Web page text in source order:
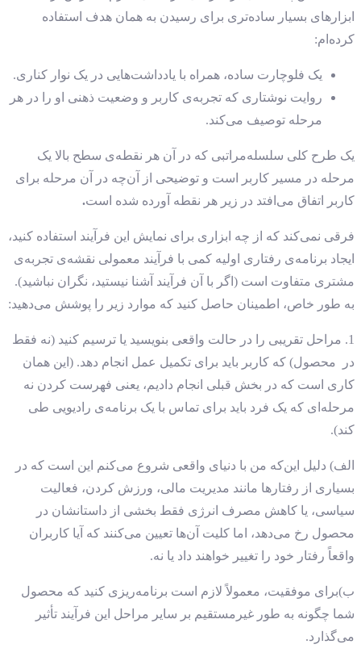
ابزارهای بسیار ساده‌تری برای رسیدن به همان هدف استفاده
کرده‌ام:
یک فلوچارت ساده، همراه با یادداشت‌هایی در یک نوار کناری.
روایت نوشتاری که تجربه‌ی کاربر و وضعیت ذهنی او را در هر
مرحله توصیف می‌کند.
یک طرح کلی سلسله‌مراتبی که در آن هر نقطه‌ی سطح بالا یک
مرحله در مسیر کاربر است و توضیحی از آن‌چه در آن مرحله برای
کاربر اتفاق می‌افتد در زیر هر نقطه آورده شده است.
فرقی نمی‌کند که از چه ابزاری برای نمایش این فرآیند استفاده کنید،
ایجاد برنامه‌ی رفتاری اولیه کمی با فرآیند معمولی نقشه‌ی تجربه‌ی
مشتری متفاوت است (اگر با آن فرآیند آشنا نیستید، نگران نباشید).
به طور خاص، اطمینان حاصل کنید که موارد زیر را پوشش می‌دهید:
1. مراحل تقریبی را در حالت واقعی بنویسید یا ترسیم کنید (نه فقط
در محصول) که کاربر باید برای تکمیل عمل انجام دهد. (این همان
کاری است که در بخش قبلی انجام دادیم، یعنی فهرست کردن نه
مرحله‌ای که یک فرد باید برای تماس با یک برنامه‌ی رادیویی طی
کند).
الف) دلیل اینکه من با دنیای واقعی شروع می‌کنم این است که در
بسیاری از رفتارها مانند مدیریت مالی، ورزش کردن، فعالیت
سیاسی، یا کاهش مصرف انرژی فقط بخشی از داستانشان در
محصول رخ می‌دهد، اما کلیت آن‌ها تعیین می‌کنند که آیا کاربران
واقعاً رفتار خود را تغییر خواهند داد یا نه.
ب)برای موفقیت، معمولاً لازم است برنامه‌ریزی کنید که محصول
شما چگونه به طور غیرمستقیم بر سایر مراحل این فرآیند تأثیر
می‌گذارد.